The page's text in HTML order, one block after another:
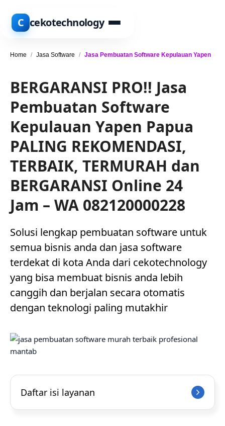
C cekotechnology
Home / Jasa Software / Jasa Pembuatan Software Kepulauan Yapen
BERGARANSI PRO!! Jasa
Pembuatan Software
Kepulauan Yapen Papua
PALING REKOMENDASI,
TERBAIK, TERMURAH dan
BERGARANSI Online 24
Jam – WA 082120000228
Solusi lengkap pembuatan software untuk
semua bisnis anda dan jasa software
terdekat di kota Anda dari cekotechnology
yang bisa membuat bisnis anda lebih
canggih dan berjalan secara otomatis
dengan teknologi paling mutakhir
Daftar isi layanan